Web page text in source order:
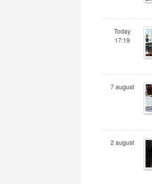
Today
17:19
7 august
2 august